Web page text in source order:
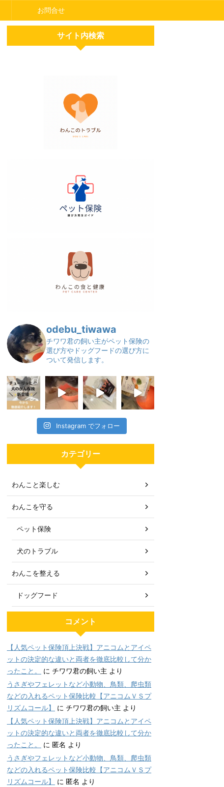
お問合せ
サイト内検索
odebu_tiwawa
チワワ君の飼い主がペット保険の
選び方やドッグフードの選び方に
ついて発信します。
Instagram でフォロー
カテゴリー
わんこと楽しむ
わんこを守る
ペット保険
犬のトラブル
わんこを整える
ドッグフード
コメント
【人気ペット保険頂上決戦】アニコムとアイペ
ットの決定的な違いと両者を徹底比較して分か
ったこと。
に チワワ君の飼い主 より
うさぎやフェレットなど小動物、鳥類、爬虫類
などの入れるペット保険比較【アニコムＶＳプ
リズムコール】
に チワワ君の飼い主 より
【人気ペット保険頂上決戦】アニコムとアイペ
ットの決定的な違いと両者を徹底比較して分か
ったこと。
に 匿名 より
うさぎやフェレットなど小動物、鳥類、爬虫類
などの入れるペット保険比較【アニコムＶＳプ
リズムコール】
に 匿名 より